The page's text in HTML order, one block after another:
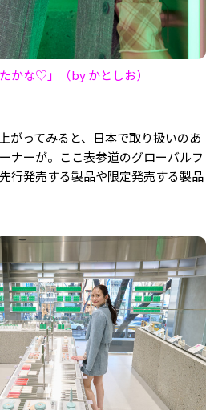
かな♡」（by かとしお）
がってみると、日本で取り扱いのあ
ナーが。ここ表参道のグローバルフ
行発売する製品や限定発売する製品